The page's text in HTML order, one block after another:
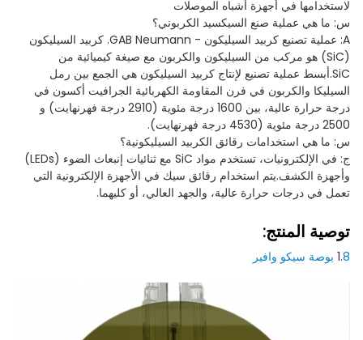
لاستخدامها في أجهزة أشباه الموصلات
س: ما هي عملية صنع السيكسيد الكربوني؟
A: عملية تصنيع كربيد السيليكون - GAB Neumann. كربيد السيليكون
(SiC) هو مركب من السيليكون والكربون مع صيغة كيميائية من
SiC.أبسط عملية تصنيع لإنتاج كربيد السيليكون هي الجمع بين رمل
السيليكا والكربون في فرن المقاومة الكهربائية الجرافيت أكسون في
درجة حرارة عالية، بين 1600 درجة مئوية (2910 درجة فهرنهايت) و
2500 درجة مئوية (4530 درجة فهرنهايت).
س: ما هي استخدامات رقائق الكربيد السيليكونية؟
ج: في الإلكترونيات، تستخدم مواد SiC مع ثنائيات إنبعاث الضوء (LEDs)
وأجهزة الكشف.يتم استخدام رقائق سيك في الأجهزة الإلكترونية التي
تعمل في درجات حرارة عالية، والجهد العالي، أو كليهما.
توصية المنتج:
1.8 بوصة سيكو وافير